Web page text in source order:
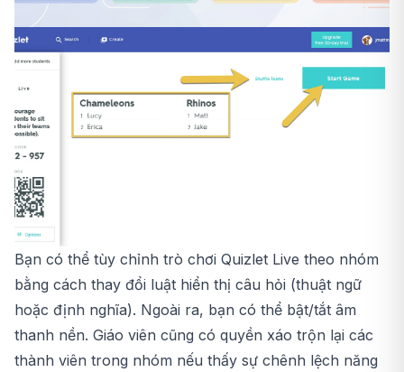
Bạn có thể tùy chỉnh trò chơi Quizlet Live theo nhóm
bằng cách thay đổi luật hiển thị câu hỏi (thuật ngữ
hoặc định nghĩa). Ngoài ra, bạn có thể bật/tắt âm
thanh nền. Giáo viên cũng có quyền xáo trộn lại các
thành viên trong nhóm nếu thấy sự chênh lệch năng